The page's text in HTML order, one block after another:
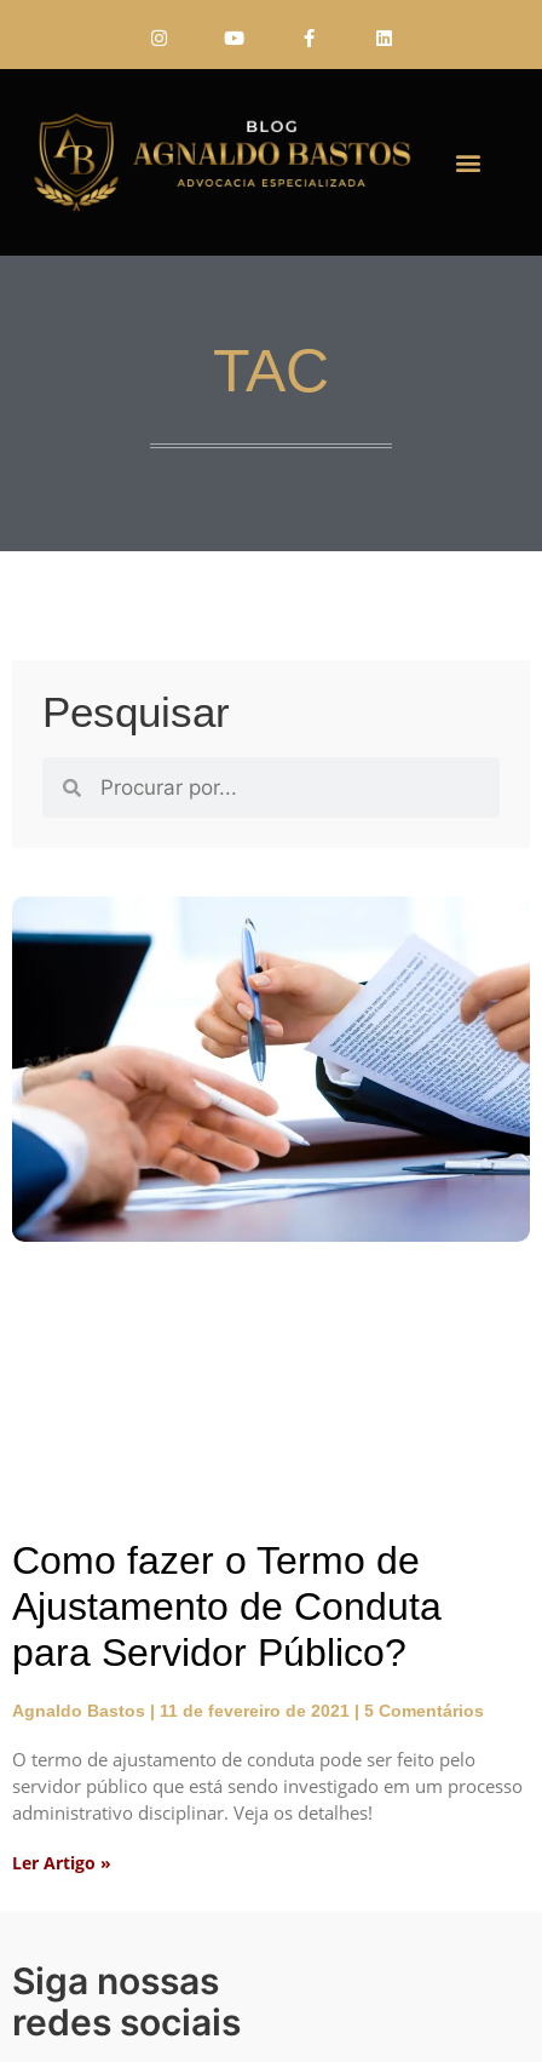
TAC
Pesquisar
Como fazer o Termo de
Ajustamento de Conduta
para Servidor Público?
Agnaldo Bastos 11 de fevereiro de 2021 5 Comentários
O termo de ajustamento de conduta pode ser feito pelo
servidor público que está sendo investigado em um processo
administrativo disciplinar. Veja os detalhes!
Ler Artigo »
Siga nossas
redes sociais